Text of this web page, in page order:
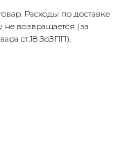
Расходы по доставке
не возвращается (за
ст.18 ЗоЗПП).